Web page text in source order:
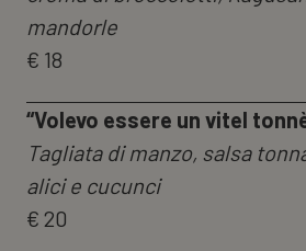
mandorle
€ 18
“Volevo essere un vitel
Tagliata di manzo, salsa
alici e cucunci
€ 20